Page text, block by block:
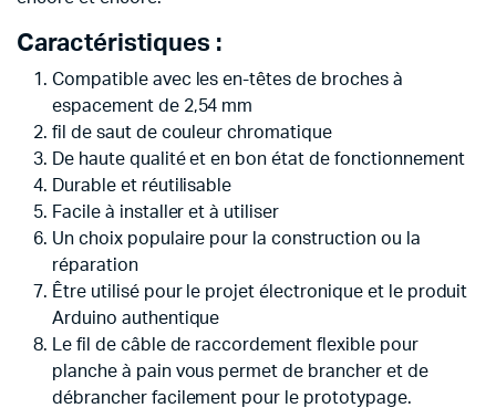
Caractéristiques :
Compatible avec les en-têtes de broches à
espacement de 2,54 mm
fil de saut de couleur chromatique
De haute qualité et en bon état de fonctionnement
Durable et réutilisable
Facile à installer et à utiliser
Un choix populaire pour la construction ou la
réparation
Être utilisé pour le projet électronique et le produit
Arduino authentique
Le fil de câble de raccordement flexible pour
planche à pain vous permet de brancher et de
débrancher facilement pour le prototypage.